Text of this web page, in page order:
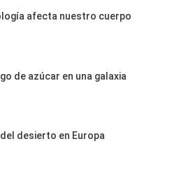
afecta nuestro cuerpo
de azúcar en una galaxia
desierto en Europa